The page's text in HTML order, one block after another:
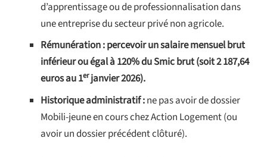
d’apprentissage ou de professionnalisation dans
une entreprise du secteur privé non agricole.
Rémunération :percevoir un salaire mensuel brut
inférieur ou égal à 120% du Smic brut (soit 2 187,64
euros au 1erjanvier 2026).
Historique administratif :ne pas avoir de dossier
Mobili-jeune en cours chez Action Logement (ou
avoir un dossier précédent clôturé).